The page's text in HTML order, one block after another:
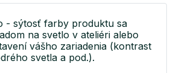
- sýtosť farby produktu sa
na svetlo v ateliéri alebo
vášho zariadenia (kontrast
svetla a pod.).